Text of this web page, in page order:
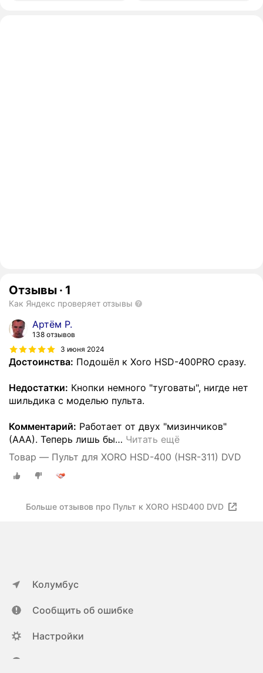
Отзывы · 1
Как Яндекс проверяет отзывы
Артём Р.
138 отзывов
3 июня 2024
Достоинства: Подошёл к Xoro HSD-400PRO сразу.
Недостатки: Кнопки немного "туговаты", нигде нет
шильдика с моделью пульта.
Комментарий: Работает от двух "мизинчиков"
(ААА). Теперь лишь бы… Читать ещё
Товар — Пульт для XORO HSD-400 (HSR-311) DVD
Больше отзывов про Пульт к XORO HSD400 DVD
Колумбус
Сообщить об ошибке
Настройки